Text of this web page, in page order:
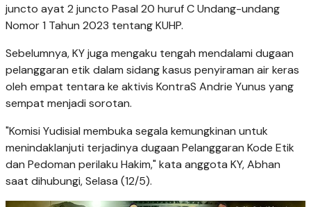
juncto ayat 2 juncto Pasal 20 huruf C Undang-undang
Nomor 1 Tahun 2023 tentang KUHP.
Sebelumnya, KY juga mengaku tengah mendalami dugaan
pelanggaran etik dalam sidang kasus penyiraman air keras
oleh empat tentara ke aktivis KontraS Andrie Yunus yang
sempat menjadi sorotan.
"Komisi Yudisial membuka segala kemungkinan untuk
menindaklanjuti terjadinya dugaan Pelanggaran Kode Etik
dan Pedoman perilaku Hakim," kata anggota KY, Abhan
saat dihubungi, Selasa (12/5).